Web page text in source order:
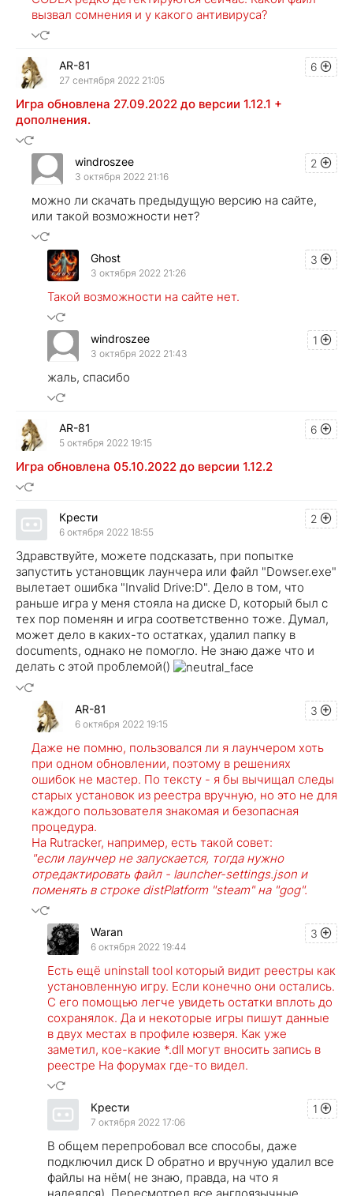
вызвал сомнения и у какого антивируса?
6
AR-81
27 сентября 2022 21:05
Игра обновлена 27.09.2022 до версии 1.12.1 +
дополнения.
2
windroszee
3 октября 2022 21:16
можно ли скачать предыдущую версию на сайте,
или такой возможности нет?
3
Ghost
3 октября 2022 21:26
Такой возможности на сайте нет.
1
windroszee
3 октября 2022 21:43
жаль, спасибо
6
AR-81
5 октября 2022 19:15
Игра обновлена 05.10.2022 до версии 1.12.2
2
Крести
6 октября 2022 18:55
Здравствуйте, можете подсказать, при попытке
запустить установщик лаунчера или файл "Dowser.exe"
вылетает ошибка "Invalid Drive:D". Дело в том, что
раньше игра у меня стояла на диске D, который был с
тех пор поменян и игра соответственно тоже. Думал,
может дело в каких-то остатках, удалил папку в
documents, однако не помогло. Не знаю даже что и
делать с этой проблемой()
3
AR-81
6 октября 2022 19:15
Даже не помню, пользовался ли я лаунчером хоть
при одном обновлении, поэтому в решениях
ошибок не мастер. По тексту - я бы вычищал следы
старых установок из реестра вручную, но это не для
каждого пользователя знакомая и безопасная
процедура.
На Rutracker, например, есть такой совет:
"если лаунчер не запускается, тогда нужно
отредактировать файл - launcher-settings.json и
поменять в строке distPlatform "steam" на "gog".
3
Waran
6 октября 2022 19:44
Есть ещё uninstall tool который видит реестры как
установленную игру. Если конечно они остались.
С его помощью легче увидеть остатки вплоть до
сохранялок. Да и некоторые игры пишут данные
в двух местах в профиле юзверя. Как уже
заметил, кое-какие *.dll могут вносить запись в
реестре На форумах где-то видел.
1
Крести
7 октября 2022 17:06
В общем перепробовал все способы, даже
подключил диск D обратно и вручную удалил все
файлы на нём( не знаю, правда, на что я
надеялся). Пересмотрел все англоязычные